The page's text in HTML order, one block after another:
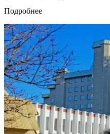
Подробнее